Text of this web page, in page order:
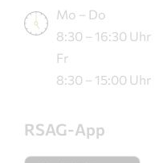
Mo – Do
8:30 – 16:30 Uhr
Fr
8:30 – 15:00 Uhr
RSAG-App